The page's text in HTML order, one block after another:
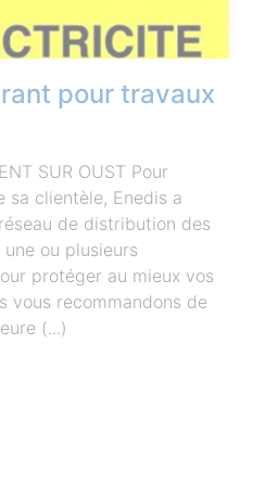
pour travaux
SUR OUST Pour
sa clientèle, Enedis a
de distribution des
ou plusieurs
protéger au mieux vos
vous recommandons de
(...)